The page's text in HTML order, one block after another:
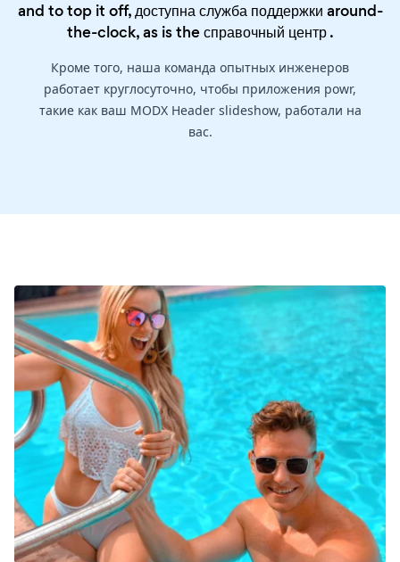
and to top it off, доступна служба поддержки around-
the-clock, as is theсправочный центр.
Кроме того, наша команда опытных инженеров
работает круглосуточно, чтобы приложения powr,
такие как ваш MODX Header slideshow, работали на
вас.